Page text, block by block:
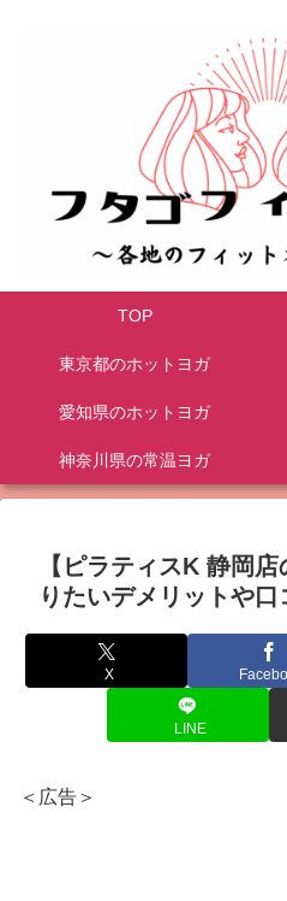
TOP
東京都のホットヨガ
愛知県のホットヨガ
神奈川県の常温ヨガ
【ピラティスK 静岡
りたいデメリットや口
X
LINE
＜広告＞